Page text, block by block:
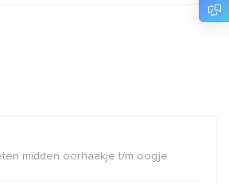
midden oorhaakje t/m oogje